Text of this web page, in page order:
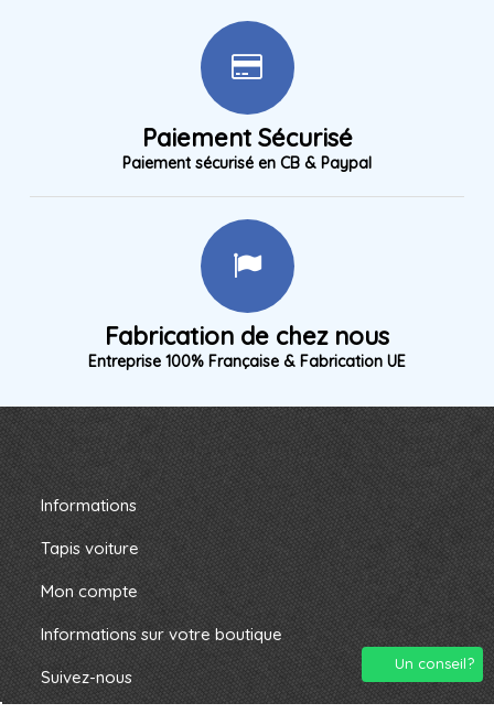
Paiement Sécurisé
Paiement sécurisé en CB & Paypal
Fabrication de chez nous
Entreprise 100% Française & Fabrication UE
Informations
Tapis voiture
Mon compte
Informations sur votre boutique
Suivez-nous
Un conseil?